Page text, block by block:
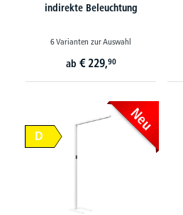
indirekte Beleuchtung
6 Varianten zur Auswahl
ab € 229,90
D
Neu